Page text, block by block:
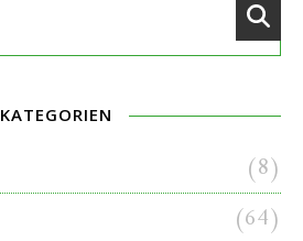
KATEGORIEN
(8)
(64)